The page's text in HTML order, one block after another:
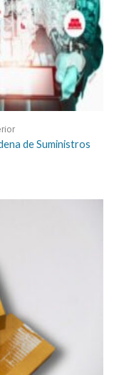
de Suministros